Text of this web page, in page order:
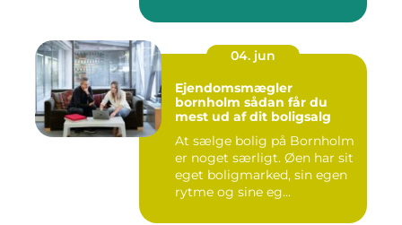
04. jun
Ejendomsmægler
bornholm sådan får du
mest ud af dit boligsalg
At sælge bolig på Bornholm
er noget særligt. Øen har sit
eget boligmarked, sin egen
rytme og sine eg...